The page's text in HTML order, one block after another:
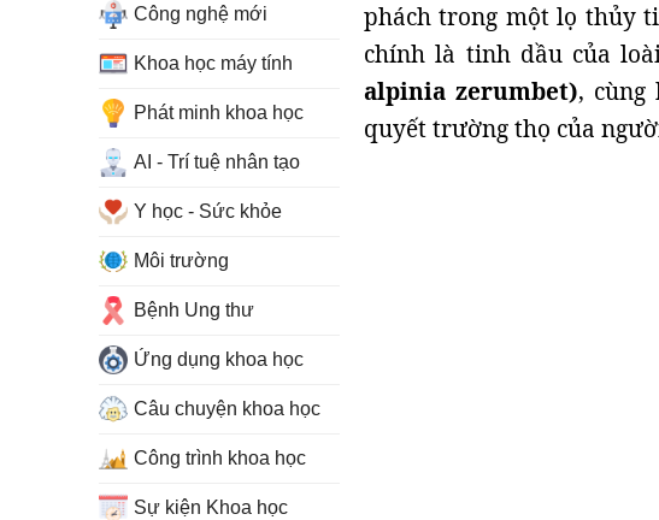
phách trong một lọ thủy
chính là tinh dầu của
alpinia zerumbet),
quyết trường thọ của
Công nghệ mới
Khoa học máy tính
Phát minh khoa học
AI - Trí tuệ nhân tạo
Y học - Sức khỏe
Môi trường
Bệnh Ung thư
Ứng dụng khoa học
Câu chuyện khoa học
Công trình khoa học
Sự kiện Khoa học